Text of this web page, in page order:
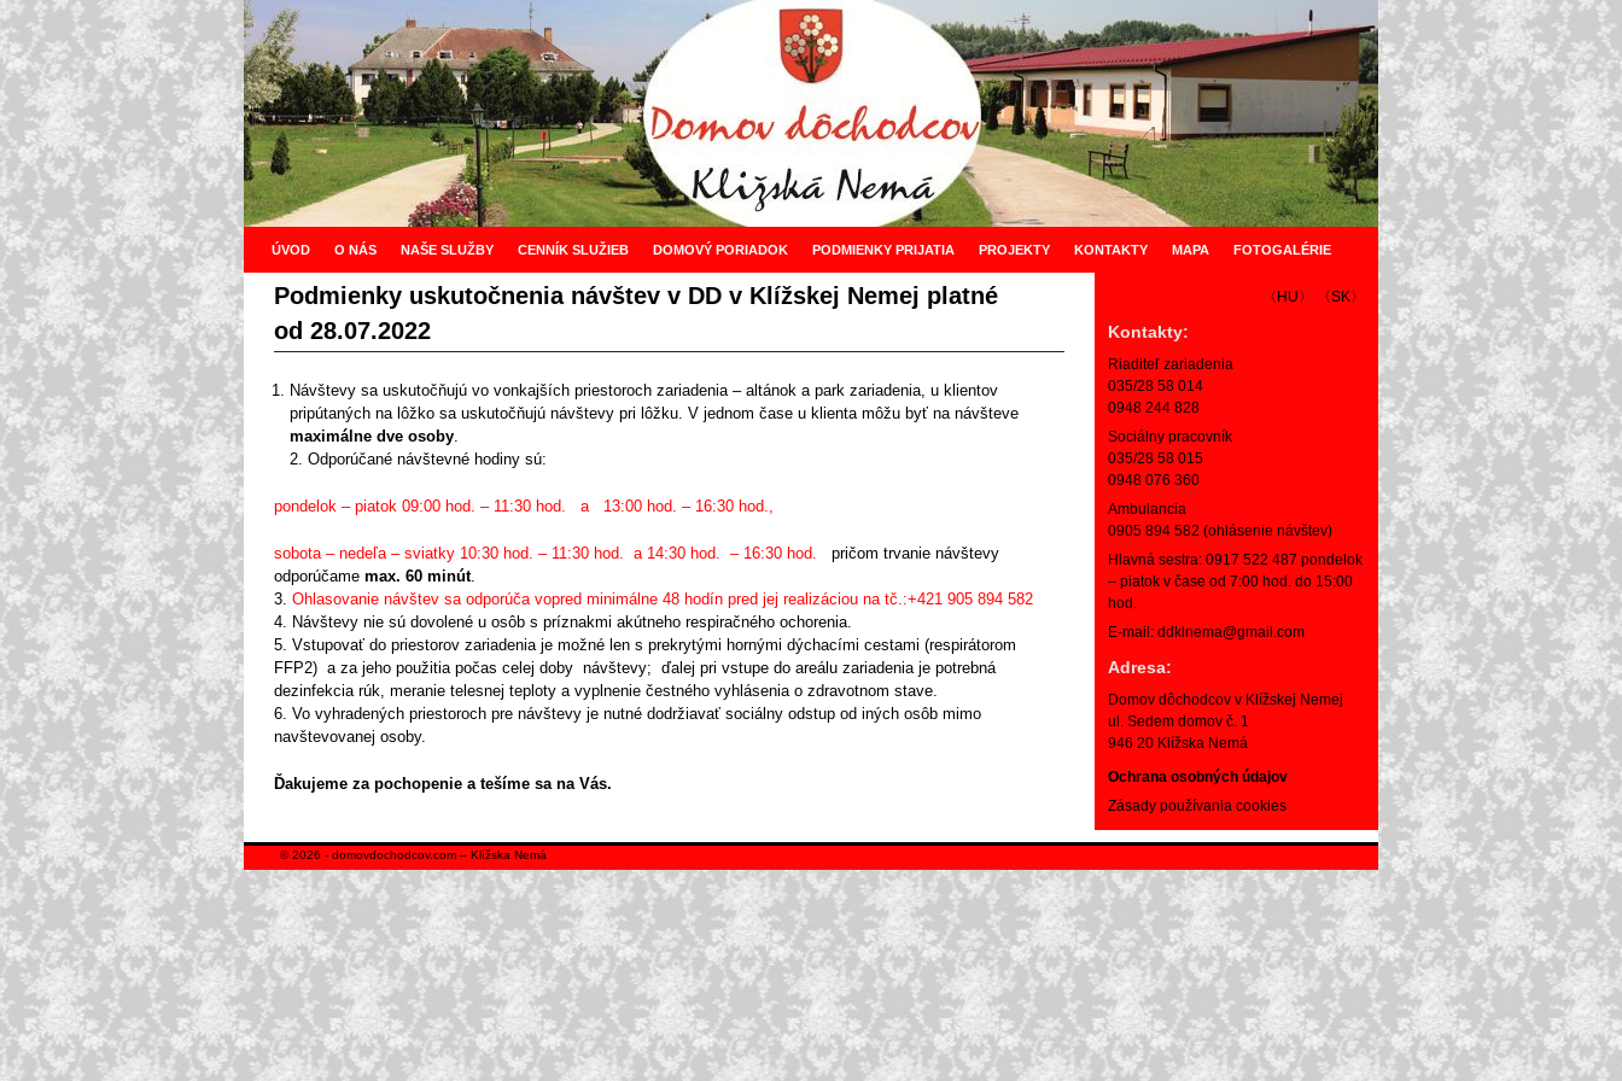
Skip to primary content
Skip to secondary content
ÚVOD O NÁS NAŠE SLUŽBY CENNÍK SLUŽIEB DOMOVÝ PORIADOK PODMIENKY PRIJATIA PROJEKTY KONTAKTY MAPA FOTOGALÉRIE
Podmienky uskutočnenia návštev v DD v Klížskej Nemej platné
od 28.07.2022
Návštevy sa uskutočňujú vo vonkajších priestoroch zariadenia – altánok a park zariadenia, u klientov
pripútaných na lôžko sa uskutočňujú návštevy pri lôžku. V jednom čase u klienta môžu byť na návšteve
maximálne dve osoby
2. Odporúčané návštevné hodiny sú:
pondelok – piatok 09:00 hod. – 11:30 hod. a 13:00 hod. – 16:30 hod.,
sobota – nedeľa – sviatky 10:30 hod. – 11:30 hod. a 14:30 hod. – 16:30 hod.
pričom trvanie návštevy
odporúčame max. 60 minút.
3. Ohlasovanie návštev sa odporúča vopred minimálne 48 hodín pred jej realizáciou na tč.:+421 905 894 582
4. Návštevy nie sú dovolené u osôb s príznakmi akútneho respiračného ochorenia.
5. Vstupovať do priestorov zariadenia je možné len s prekrytými hornými dýchacími cestami (respirátorom
FFP2) a za jeho použitia počas celej doby návštevy; ďalej pri vstupe do areálu zariadenia je potrebná
dezinfekcia rúk, meranie telesnej teploty a vyplnenie čestného vyhlásenia o zdravotnom stave.
6. Vo vyhradených priestoroch pre návštevy je nutné dodržiavať sociálny odstup od iných osôb mimo
navštevovanej osoby.
Ďakujeme za pochopenie a tešíme sa na Vás.
〈HU〉 〈SK〉
Kontakty:
Riaditeľ zariadenia
035/28 58 014
0948 244 828
Sociálny pracovník
035/28 58 015
0948 076 360
Ambulancia
0905 894 582 (ohlásenie návštev)
Hlavná sestra: 0917 522 487 pondelok
– piatok v čase od 7:00 hod. do 15:00
hod.
E-mail: ddklnema@gmail.com
Adresa:
Domov dôchodcov v Klížskej Nemej
ul. Sedem domov č. 1
946 20 Klížska Nemá
Ochrana osobných údajov
Zásady používania cookies
© 2026 - domovdochodcov.com – Klížska Nemá